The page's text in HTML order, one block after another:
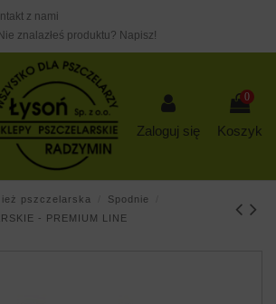
z nami
Nie znalazłeś produktu? Napisz!
Zaloguj się
0
Koszyk
pszczelarska
Spodnie
- PREMIUM LINE